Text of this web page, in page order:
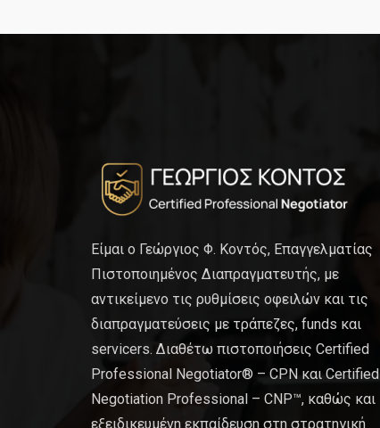
Είμαι ο Γεώργιος Φ. Κοντός, Επαγγελματίας
Πιστοποιημένος Διαπραγματευτής, με
αντικείμενο τις ρυθμίσεις οφειλών και τις
διαπραγματεύσεις με τράπεζες, funds και
servicers. Διαθέτω πιστοποιήσεις Certified
Professional Negotiator® – CPN και Certified
Negotiation Professional – CNP™, καθώς και
εξειδικευμένη εκπαίδευση στη στρατηγική